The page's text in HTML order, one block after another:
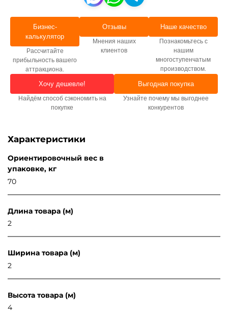
Бизнес-
калькулятор
Рассчитайте
прибыльность вашего
аттракциона.
Отзывы
Мнения наших
клиентов
Наше качество
Познакомьтесь с
нашим
многоступенчатым
производством.
Хочу дешевле!
Найдём способ сэкономить на
покупке
Выгодная покупка
Узнайте почему мы выгоднее
конкурентов
Характеристики
Ориентировочный вес в
упаковке, кг
70
Длина товара (м)
2
Ширина товара (м)
2
Высота товара (м)
4